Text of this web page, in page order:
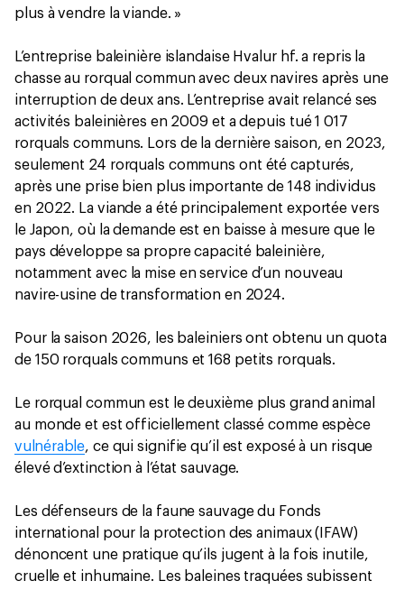
plus à vendre la viande. »
L’entreprise baleinière islandaise Hvalur hf. a repris la
chasse au rorqual commun avec deux navires après une
interruption de deux ans. L’entreprise avait relancé ses
activités baleinières en 2009 et a depuis tué 1 017
rorquals communs. Lors de la dernière saison, en 2023,
seulement 24 rorquals communs ont été capturés,
après une prise bien plus importante de 148 individus
en 2022. La viande a été principalement exportée vers
le Japon, où la demande est en baisse à mesure que le
pays développe sa propre capacité baleinière,
notamment avec la mise en service d’un nouveau
navire-usine de transformation en 2024.
Pour la saison 2026, les baleiniers ont obtenu un quota
de 150 rorquals communs et 168 petits rorquals.
Le rorqual commun est le deuxième plus grand animal
au monde et est officiellement classé comme espèce
vulnérable, ce qui signifie qu’il est exposé à un risque
élevé d’extinction à l’état sauvage.
Les défenseurs de la faune sauvage du Fonds
international pour la protection des animaux (IFAW)
dénoncent une pratique qu’ils jugent à la fois inutile,
cruelle et inhumaine. Les baleines traquées subissent